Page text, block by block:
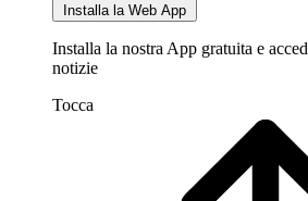
Installa la Web App
Installa la nostra App gratuita e
notizie
Tocca